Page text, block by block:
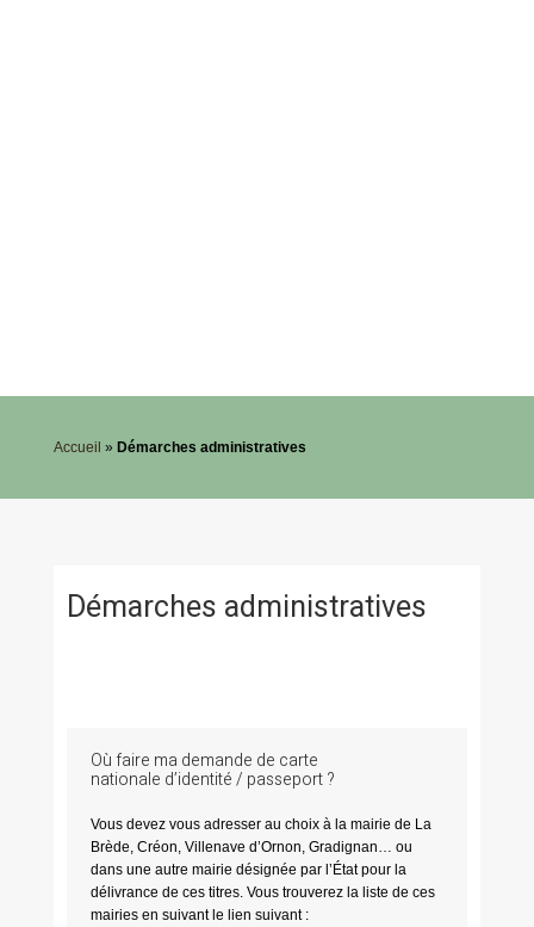
Accueil » Démarches administratives
Démarches administratives
Où faire ma demande de carte
nationale d’identité / passeport ?
Vous devez vous adresser au choix à la mairie de La
Brède, Créon, Villenave d’Ornon, Gradignan… ou
dans une autre mairie désignée par l’État pour la
délivrance de ces titres. Vous trouverez la liste de ces
mairies en suivant le lien suivant :